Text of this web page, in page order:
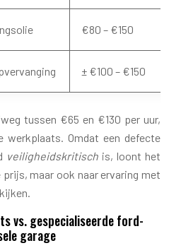
€80 – €150
± €100 – €150
tussen €65 en €130 per uur,
werkplaats. Omdat een defecte
veiligheidskritisch is, loont het
maar ook naar ervaring met
vs. gespecialiseerde ford-
garage